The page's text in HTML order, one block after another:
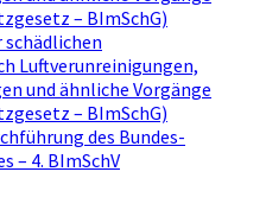
– BImSchG)
schädlichen
Luftverunreinigungen,
und ähnliche Vorgänge
– BImSchG)
des Bundes-
– 4. BImSchV